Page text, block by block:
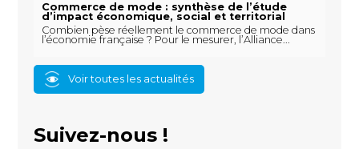
Commerce de mode : synthèse de l’étude
d’impact économique, social et territorial
Combien pèse réellement le commerce de mode dans
l’économie française ? Pour le mesurer, l’Alliance...
Voir toutes les actualités
Suivez-nous !